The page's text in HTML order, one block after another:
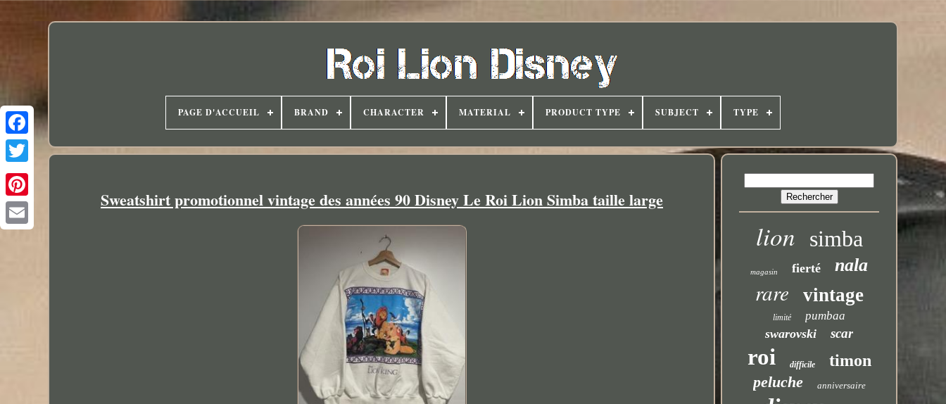
PAGE D'ACCUEIL BRAND CHARACTER MATERIAL PRODUCT TYPE SUBJECT TYPE
Sweatshirt promotionnel vintage des années 90 Disney Le Roi Lion Simba taille large
lion simba
magasin fierté nala
rare vintage
limité pumbaa
swarovski scar
roi difficile timon
peluche anniversaire